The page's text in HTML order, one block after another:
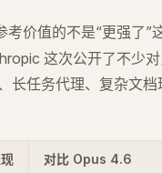
价值的不是“更强了”
这次公开了不少
长任务代理、复杂文
对比 Opus 4.6